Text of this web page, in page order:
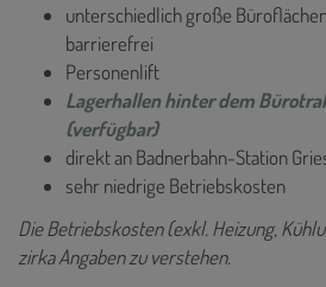
unterschiedlich große Büroflächen
barrierefrei
Personenlift
Lagerhallen hinter dem
(verfügbar)
direkt an Badnerbahn-Station
sehr niedrige Betriebskosten
Die Betriebskosten (exkl. Heizung,
zirka Angaben zu verstehen.